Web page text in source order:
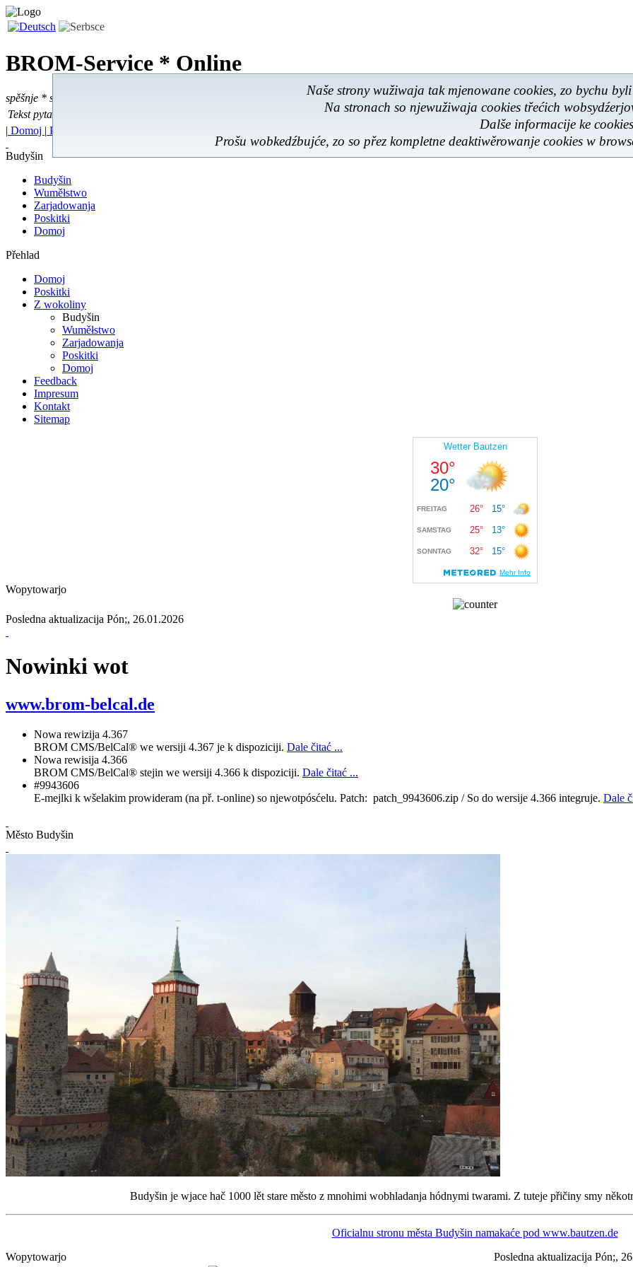
BROM-Service * Online
spěšnje * spušćomnje * małonałožnje
Naše strony wužiwaja tak mjenowane cookies, zo bychu
Na stronach so njewužiwaja cookies třećich
Dalše informacije ke
Prošu wobkedźbujće, zo so přez kompletne deaktiwěrowanje cookies w
Tekst pytać:
| Domoj | Poskitki
Budyšin
Budyšin
Wuměłstwo
Zarjadowanja
Poskitki
Domoj
Přehlad
Domoj
Poskitki
Z wokoliny
Budyšin
Wuměłstwo
Zarjadowanja
Poskitki
Domoj
Feedback
Impresum
Kontakt
Sitemap
Wopytowarjo
Posledna aktualizacija Pón;, 26.01.2026
Nowinki wot
www.brom-belcal.de
Nowa rewizija 4.367
BROM CMS/BelCal® we wersiji 4.367 je k dispoziciji. Dale čitać ...
Nowa rewisija 4.366
BROM CMS/BelCal® stejin we wersiji 4.366 k dispoziciji. Dale čitać ...
#9943606
E-mejlki k wšelakim prowideram (na př. t-online) so njewotpósćelu. Patch: patch_9943606.zip / So do wersije 4.366 integruje. Dale
Město Budyšin
Budyšin je wjace hač 1000 lět stare město z mnohimi wobhladanja hódnymi twarami. Z tuteje přičiny smy
Oficialnu stronu města Budyšin namakaće pod www.bautzen.de
Wopytowarjo
Posledna aktualizacija Pón;,